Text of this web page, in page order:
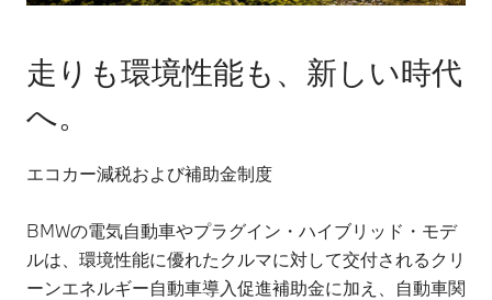
走りも環境性能も、新しい時代
へ。
エコカー減税および補助金制度
BMWの電気自動車やプラグイン・ハイブリッド・モデ
ルは、環境性能に優れたクルマに対して交付されるクリ
ーンエネルギー自動車導入促進補助金に加え、自動車関